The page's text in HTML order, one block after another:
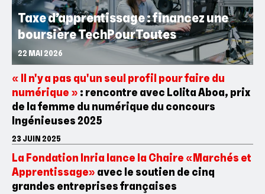
Taxe d’apprentissage : financez une
boursière TechPourToutes
22 MAI 2026
« Il n'y a pas qu'un seul profil pour faire du
numérique » : rencontre avec Lolita Aboa, prix
de la femme du numérique du concours
Ingénieuses 2025
23 JUIN 2025
La Fondation Inria lance la Chaire «Marchés et
Apprentissage» avec le soutien de cinq
grandes entreprises françaises